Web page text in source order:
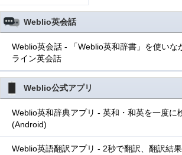
Weblio英会話
Weblio英会話 - 「Weblio英和辞書」を使いな
ライン英会話
Weblio公式アプリ
Weblio英和辞典アプリ - 英和・和英を一度に
(Android)
Weblio英語翻訳アプリ - 2秒で翻訳、翻訳結